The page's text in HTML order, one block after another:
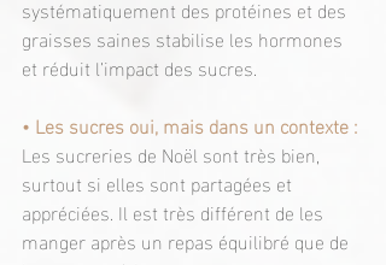
systématiquement des protéines et des
graisses saines stabilise les hormones
et réduit l’impact des sucres.
• Les sucres oui, mais dans un contexte :
Les sucreries de Noël sont très bien,
surtout si elles sont partagées et
appréciées. Il est très différent de les
manger après un repas équilibré que de